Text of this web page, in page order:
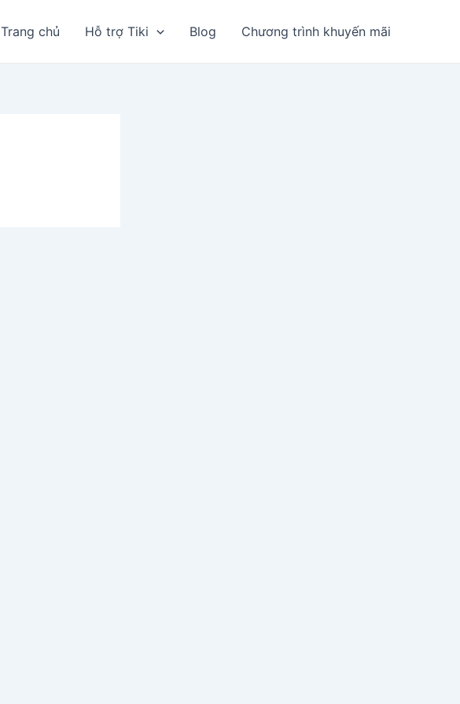
Trang chủ Hỗ trợ Tiki Blog Chương trình khuyến mãi